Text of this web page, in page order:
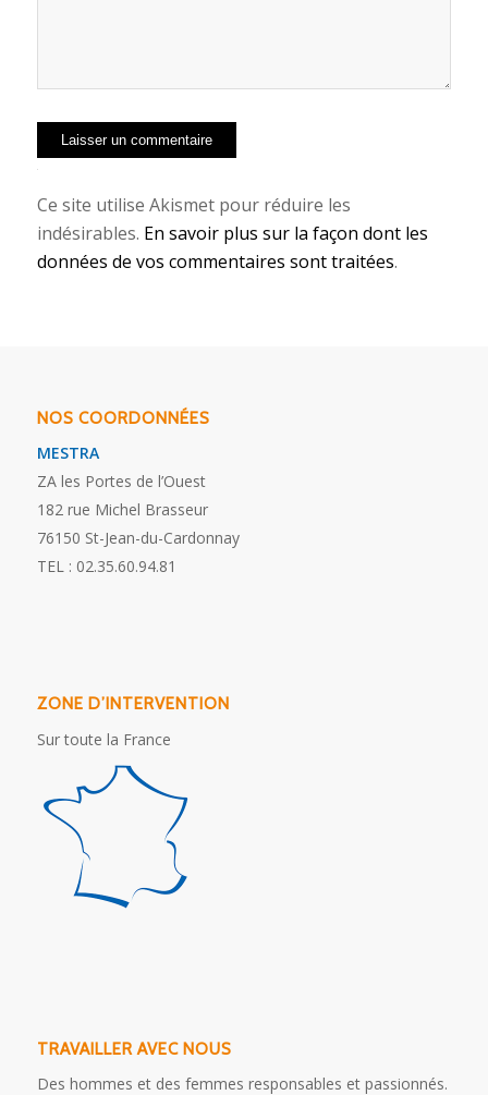
Ce site utilise Akismet pour réduire les
indésirables. En savoir plus sur la façon dont les
données de vos commentaires sont traitées.
NOS COORDONNÉES
MESTRA
ZA les Portes de l’Ouest
182 rue Michel Brasseur
76150 St-Jean-du-Cardonnay
TEL : 02.35.60.94.81
ZONE D’INTERVENTION
Sur toute la France
TRAVAILLER AVEC NOUS
Des hommes et des femmes responsables et passionnés.